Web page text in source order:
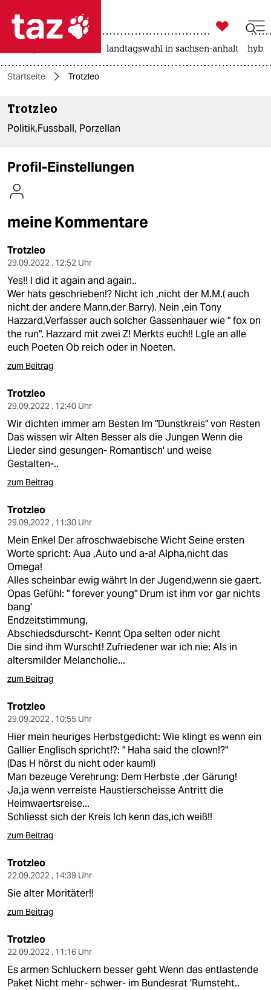
 taz zahl ich
themen
politik
öko
gesellschaft
kultur
sport
berlin
nord
wahrheit
verlag
veranstaltungen
shop
fragen & hilfe
genossenschaft
epaper login

taz zahl ich
landtagswahl in sachsen-anhalt
Startseite Trotzleo
Trotzleo
Politik,Fussball, Porzellan
Profil-Einstellungen
meine Kommentare
Trotzleo
29.09.2022 , 12:52 Uhr
Yes!! I did it again and again..
Wer hats geschrieben!? Nicht ich ,nicht der M.M.( auch
nicht der andere Mann,der Barry). Nein ,ein Tony
Hazzard,Verfasser auch solcher Gassenhauer wie " fox on
the run". Hazzard mit zwei Z! Merkts euch!! Lgle an alle
euch Poeten Ob reich oder in Noeten.
zum Beitrag
Trotzleo
29.09.2022 , 12:40 Uhr
Wir dichten immer am Besten Im "Dunstkreis" von Resten
Das wissen wir Alten Besser als die Jungen Wenn die
Lieder sind gesungen- Romantisch' und weise
Gestalten-..
zum Beitrag
Trotzleo
29.09.2022 , 11:30 Uhr
Mein Enkel Der afroschwaebische Wicht Seine ersten
Worte spricht: Aua ,Auto und a-a! Alpha,nicht das
Omega!
Alles scheinbar ewig währt In der Jugend,wenn sie gaert.
Opas Gefühl: " forever young" Drum ist ihm vor gar nichts
bang'
Endzeitstimmung,
Abschiedsdurscht- Kennt Opa selten oder nicht
Die sind ihm Wurscht! Zufriedener war ich nie: Als in
altersmilder Melancholie...
zum Beitrag
Trotzleo
29.09.2022 , 10:55 Uhr
Hier mein heuriges Herbstgedicht: Wie klingt es wenn ein
Gallier Englisch spricht!?: " Haha said the clown!?"
(Das H hörst du nicht oder kaum!)
Man bezeuge Verehrung: Dem Herbste ,der Gärung!
Ja,ja wenn verreiste Haustierscheisse Antritt die
Heimwaertsreise...
Schliesst sich der Kreis Ich kenn das,ich weiß!!
zum Beitrag
Trotzleo
22.09.2022 , 14:39 Uhr
Sie alter Moritäter!!
zum Beitrag
Trotzleo
22.09.2022 , 11:16 Uhr
Es armen Schluckern besser geht Wenn das entlastende
Paket Nicht mehr- schwer- im Bundesrat 'Rumsteht..